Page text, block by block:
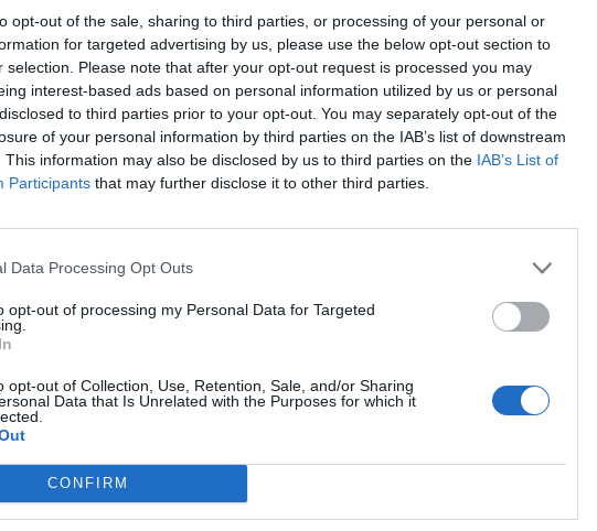
opt-out of the sale, sharing to third parties, or processing of your personal or
for targeted advertising by us, please use the below opt-out section to
selection. Please note that after your opt-out request is processed you may
interest-based ads based on personal information utilized by us or personal
to third parties prior to your opt-out. You may separately opt-out of the
of your personal information by third parties on the IAB’s list of downstream
This information may also be disclosed by us to third parties on the IAB’s List of
Participants that may further disclose it to other third parties.
Data Processing Opt Outs
opt-out of processing my Personal Data for Targeted
opt-out of Collection, Use, Retention, Sale, and/or Sharing
Data that Is Unrelated with the Purposes for which it
CONFIRM
κατάσταση ακόμη πιο κρίσιμη. Η έλλειψη
των θεσμών και πλήττει καίρια την
Γιώργος Νικητιάδης ερωτά τον
για την ενίσχυση με δικαστικούς
της Εισαγγελίας και των Περιφερειακών
με ειδική μέριμνα για τις νησιωτικές
κινήτρων παραμονής υπαλλήλων, ώστε να
των υπηρεσιών;
Γεώργιο Φλωρίδη.
υποστελέχωση των δικαστικών